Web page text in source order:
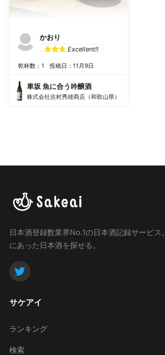
かおり
Excellent!!
乾杯数：1 投稿日：11月9日
車坂 魚に合う吟醸酒
株式会社吉村秀雄商店（和歌山県）
日本酒登録数業界No.1の日本酒記録サービス。
にあった日本酒を探せる。
サケアイ
ランキング
検索